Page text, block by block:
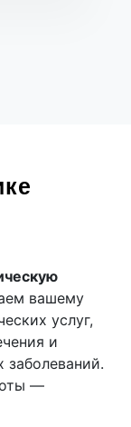
вашему
услуг,
и
заболеваний.
—